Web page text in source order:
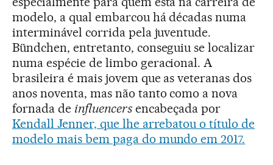
modelo, a qual embarcou há décadas numa
interminável corrida pela juventude.
Bündchen, entretanto, conseguiu se localizar
numa espécie de limbo geracional. A
brasileira é mais jovem que as veteranas dos
anos noventa, mas não tanto como a nova
fornada de influencersencabeçada por
Kendall Jenner, que lhe arrebatou o título de
modelo mais bem paga do mundo em 2017.